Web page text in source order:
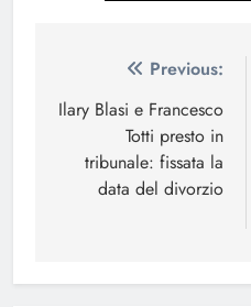
Navigazione
articoli
Previous:
Ilary Blasi e Francesco
Totti presto in
tribunale: fissata la
data del divorzio